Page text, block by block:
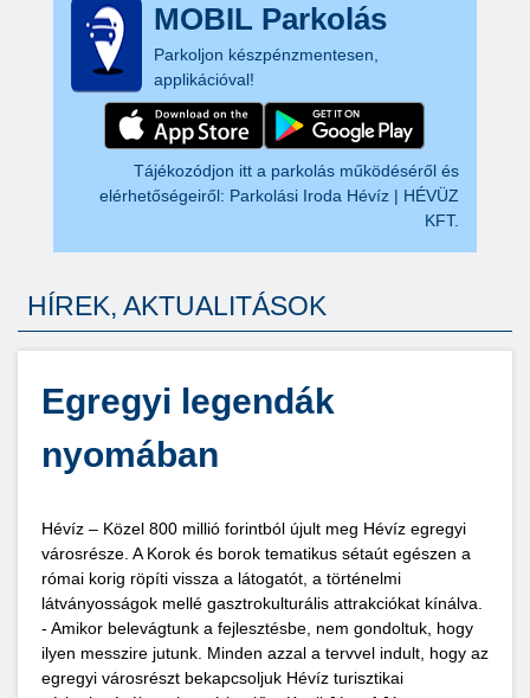
MOBIL Parkolás
Parkoljon készpénzmentesen,
applikációval!
Tájékozódjon itt a parkolás működéséről és
elérhetőségeiről: Parkolási Iroda Hévíz | HÉVÜZ
KFT.
HÍREK, AKTUALITÁSOK
Egregyi legendák
nyomában
Hévíz – Közel 800 millió forintból újult meg Hévíz egregyi
városrésze. A Korok és borok tematikus sétaút egészen a
római korig röpíti vissza a látogatót, a történelmi
látványosságok mellé gasztrokulturális attrakciókat kínálva.
- Amikor belevágtunk a fejlesztésbe, nem gondoltuk, hogy
ilyen messzire jutunk. Minden azzal a tervvel indult, hogy az
egregyi városrészt bekapcsoljuk Hévíz turisztikai